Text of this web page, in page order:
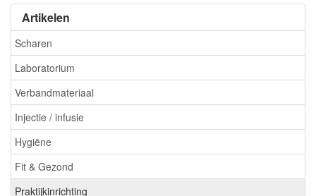
Artikelen
Scharen
Laboratorium
Verbandmateriaal
Injectie / infusie
Hygiëne
Fit & Gezond
Praktijkinrichting